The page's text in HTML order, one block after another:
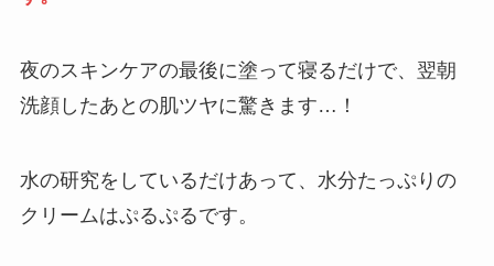
夜のスキンケアの最後に塗って寝るだけで、翌朝
洗顔したあとの肌ツヤに驚きます…！
水の研究をしているだけあって、水分たっぷりの
クリームはぷるぷるです。